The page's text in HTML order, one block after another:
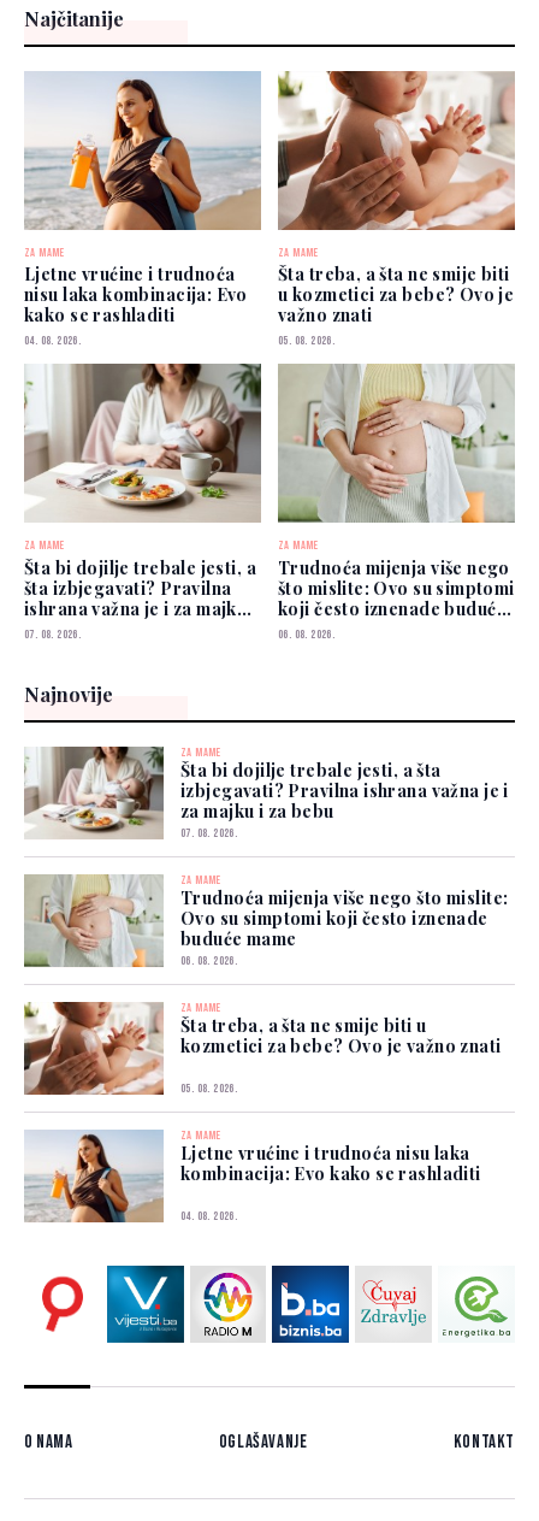
Najčitanije
ZA MAME
Ljetne vrućine i trudnoća
nisu laka kombinacija: Evo
kako se rashladiti
04. 08. 2026.
ZA MAME
Šta treba, a šta ne smije biti
u kozmetici za bebe? Ovo je
važno znati
05. 08. 2026.
ZA MAME
Šta bi dojilje trebale jesti, a
šta izbjegavati? Pravilna
ishrana važna je i za majku i
za bebu
07. 08. 2026.
ZA MAME
Trudnoća mijenja više nego
što mislite: Ovo su simptomi
koji često iznenade buduće
mame
06. 08. 2026.
Najnovije
ZA MAME
Šta bi dojilje trebale jesti, a šta
izbjegavati? Pravilna ishrana važna je i
za majku i za bebu
07. 08. 2026.
ZA MAME
Trudnoća mijenja više nego što mislite:
Ovo su simptomi koji često iznenade
buduće mame
06. 08. 2026.
ZA MAME
Šta treba, a šta ne smije biti u
kozmetici za bebe? Ovo je važno znati
05. 08. 2026.
ZA MAME
Ljetne vrućine i trudnoća nisu laka
kombinacija: Evo kako se rashladiti
04. 08. 2026.
O nama Oglašavanje Kontakt